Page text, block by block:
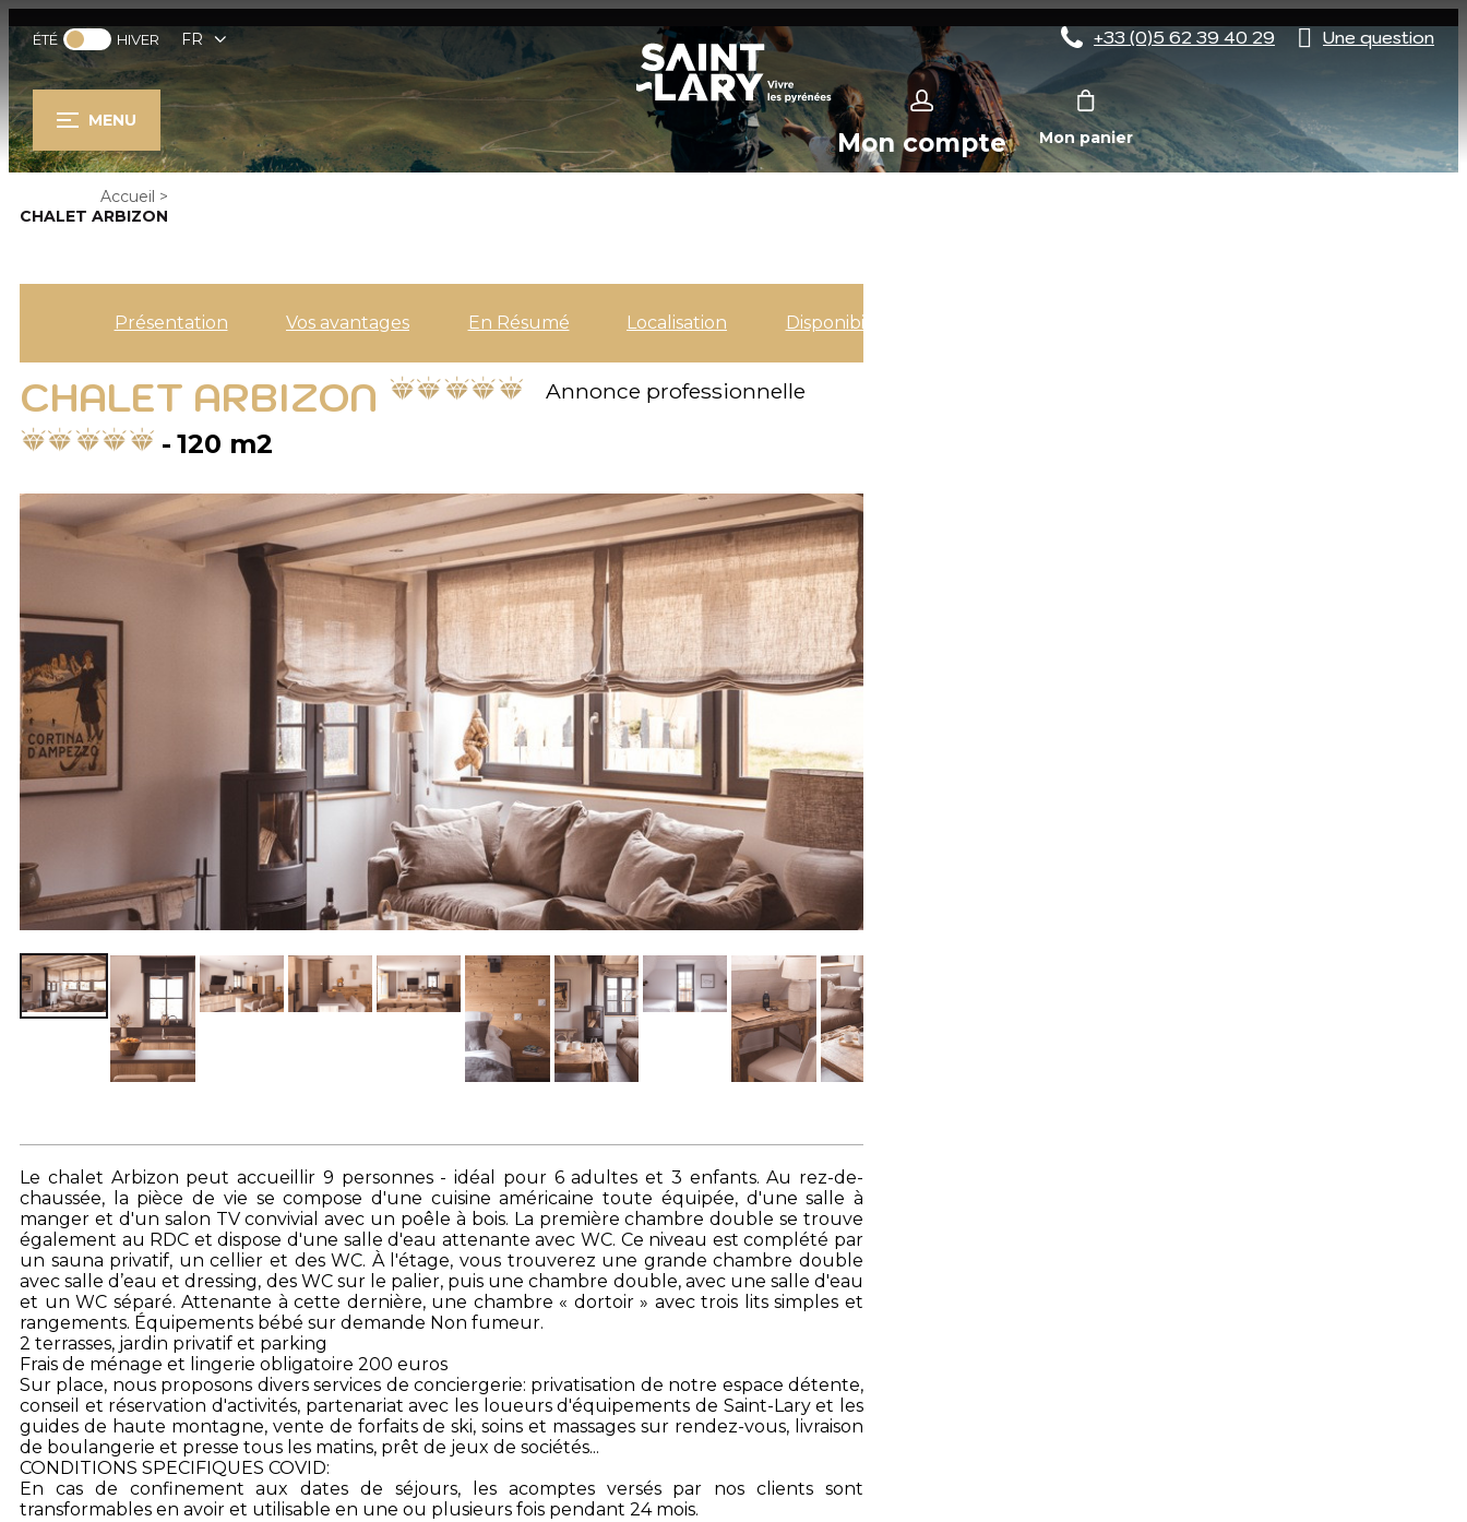
ÉTÉ HIVER FR +33 (0)5 62 39 40 29 Une question
MENU
Mon compte Mon panier
Accueil >
CHALET ARBIZON
Présentation Vos avantages En Résumé Localisation Disponibilités
CHALET ARBIZON Annonce professionnelle
120 m2
Le chalet Arbizon peut accueillir 9 personnes - idéal pour 6 adultes et 3 enfants. Au rez-de-
chaussée, la pièce de vie se compose d'une cuisine américaine toute équipée, d'une salle à
manger et d'un salon TV convivial avec un poêle à bois. La première chambre double se trouve
également au RDC et dispose d'une salle d'eau attenante avec WC. Ce niveau est complété par
un sauna privatif, un cellier et des WC. À l'étage, vous trouverez une grande chambre double
avec salle d’eau et dressing, des WC sur le palier, puis une chambre double, avec une salle d'eau
et un WC séparé. Attenante à cette dernière, une chambre « dortoir » avec trois lits simples et
rangements. Équipements bébé sur demande Non fumeur.
2 terrasses, jardin privatif et parking
Frais de ménage et lingerie obligatoire 200 euros
Sur place, nous proposons divers services de conciergerie: privatisation de notre espace détente,
conseil et réservation d'activités, partenariat avec les loueurs d'équipements de Saint-Lary et les
guides de haute montagne, vente de forfaits de ski, soins et massages sur rendez-vous, livraison
de boulangerie et presse tous les matins, prêt de jeux de sociétés...
CONDITIONS SPECIFIQUES COVID:
En cas de confinement aux dates de séjours, les acomptes versés par nos clients sont
transformables en avoir et utilisable en une ou plusieurs fois pendant 24 mois.